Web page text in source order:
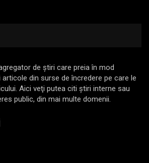
de ştiri care preia în mod
din surse de încredere pe care le
Aici veţi putea citi ştiri interne sau
public, din mai multe domenii.